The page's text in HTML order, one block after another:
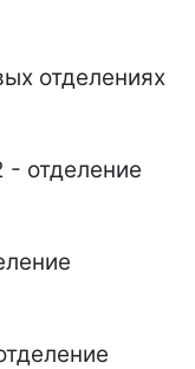
отделениях
- отделение